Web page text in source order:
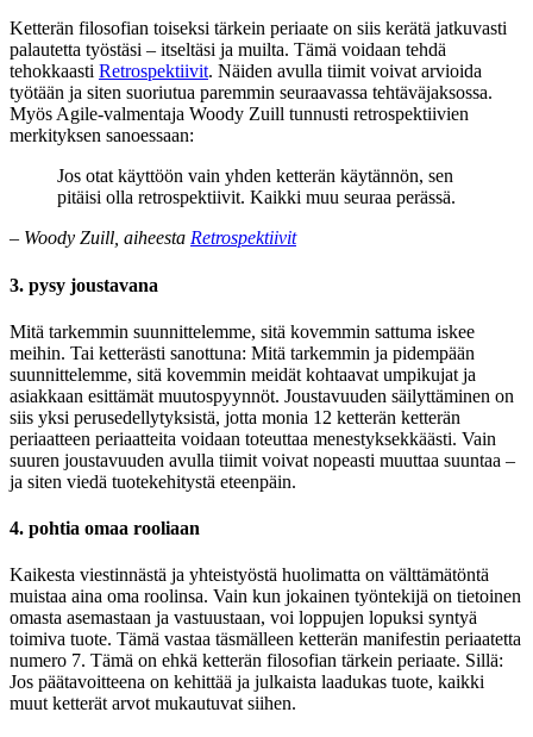
Ketterän filosofian toiseksi tärkein periaate on siis kerätä jatkuvasti
palautetta työstäsi – itseltäsi ja muilta. Tämä voidaan tehdä
tehokkaasti Retrospektiivit. Näiden avulla tiimit voivat arvioida
työtään ja siten suoriutua paremmin seuraavassa tehtäväjaksossa.
Myös Agile-valmentaja Woody Zuill tunnusti retrospektiivien
merkityksen sanoessaan:
Jos otat käyttöön vain yhden ketterän käytännön, sen
pitäisi olla retrospektiivit. Kaikki muu seuraa perässä.
– Woody Zuill, aiheesta Retrospektiivit
3. pysy joustavana
Mitä tarkemmin suunnittelemme, sitä kovemmin sattuma iskee
meihin. Tai ketterästi sanottuna: Mitä tarkemmin ja pidempään
suunnittelemme, sitä kovemmin meidät kohtaavat umpikujat ja
asiakkaan esittämät muutospyynnöt. Joustavuuden säilyttäminen on
siis yksi perusedellytyksistä, jotta monia 12 ketterän ketterän
periaatteen periaatteita voidaan toteuttaa menestyksekkäästi. Vain
suuren joustavuuden avulla tiimit voivat nopeasti muuttaa suuntaa –
ja siten viedä tuotekehitystä eteenpäin.
4. pohtia omaa rooliaan
Kaikesta viestinnästä ja yhteistyöstä huolimatta on välttämätöntä
muistaa aina oma roolinsa. Vain kun jokainen työntekijä on tietoinen
omasta asemastaan ja vastuustaan, voi loppujen lopuksi syntyä
toimiva tuote. Tämä vastaa täsmälleen ketterän manifestin periaatetta
numero 7. Tämä on ehkä ketterän filosofian tärkein periaate. Sillä:
Jos päätavoitteena on kehittää ja julkaista laadukas tuote, kaikki
muut ketterät arvot mukautuvat siihen.